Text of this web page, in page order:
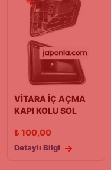
VİTARA İÇ AÇMA
KAPI KOLU SOL
₺100,00
Detaylı Bilgi